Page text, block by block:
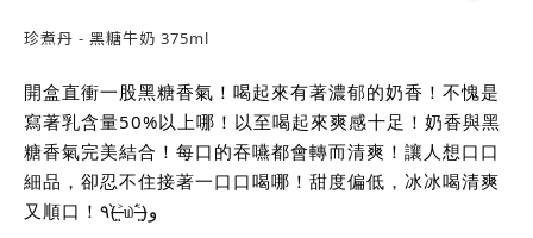
珍煮丹 - 黑糖牛奶 375ml
開盒直衝一股黑糖香氣！喝起來有著濃郁的奶香！不愧是
寫著乳含量50%以上哪！以至喝起來爽感十足！奶香與黑
糖香氣完美結合！每口的吞嚥都會轉而清爽！讓人想口口
細品，卻忍不住接著一口口喝哪！甜度偏低，冰冰喝清爽
又順口！٩(˃̶͈̀௰˂̶͈́)و